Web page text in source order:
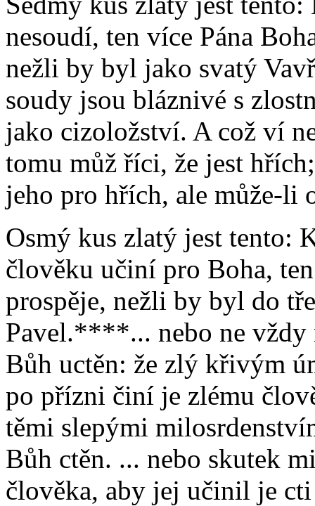
nesoudí, ten více Pána
nežli by byl jako svatý
soudy jsou bláznivé s
jako cizoložství. A což ví
tomu můž říci, že jest
jeho pro hřích, ale může-li
Osmý kus zlatý jest tento:
člověku učiní pro Boha,
prospěje, nežli by byl do
Pavel.****... nebo ne vždy
Bůh uctěn: že zlý křivým
po přízni činí je zlému
těmi slepými
Bůh ctěn. ... nebo skutek
člověka, aby jej učinil je